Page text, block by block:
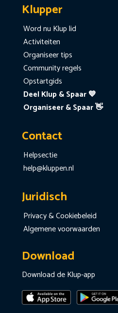
Klupper
Word nu Klup lid
Activiteiten
Organiseer tips
Community regels
Opstartgids
Deel Klup & Spaar 💙
Organiseer & Spaar 👋
Contact
Helpsectie
help@kluppen.nl
Juridisch
Privacy & Cookiebeleid
Algemene voorwaarden
Download
Download de Klup-app